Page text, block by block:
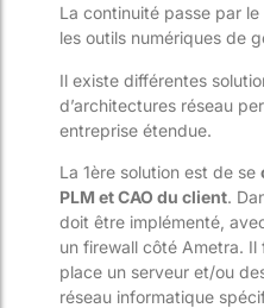
La continuité passe par
les outils numériques de
Il existe différentes
d’architectures réseau
entreprise étendue.
La 1ère solution est de se
PLM et CAO du client.
doit être implémenté,
un firewall côté Ametra.
place un serveur et/ou
réseau informatique